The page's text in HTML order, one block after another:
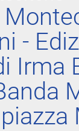
-
Irma